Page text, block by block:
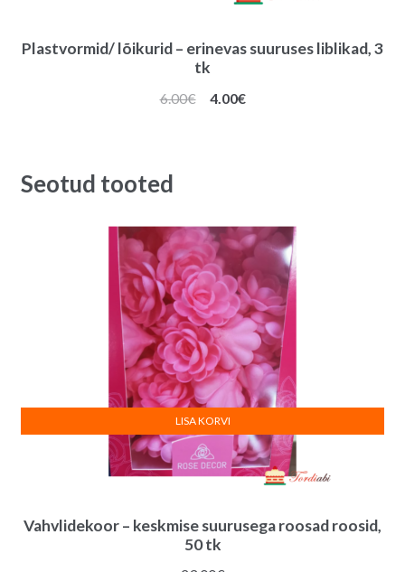
Plastvormid/ lõikurid – erinevas suuruses liblikad, 3
tk
6.00€
Algne
4.00€Praegune
Seotud tooted
Vahvlidekoor – keskmise suurusega roosad roosid,
50 tk
LISA KORVI